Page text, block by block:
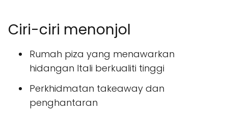
Ciri-ciri menonjol
Rumah piza yang menawarkan
hidangan Itali berkualiti tinggi
Perkhidmatan takeaway dan
penghantaran